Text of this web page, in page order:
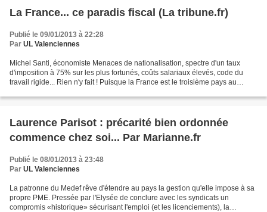
La France... ce paradis fiscal (La tribune.fr)
Publié le 09/01/2013 à 22:28
Par UL Valenciennes
Michel Santi, économiste Menaces de nationalisation, spectre d'un taux
d'imposition à 75% sur les plus fortunés, coûts salariaux élevés, code du
travail rigide... Rien n'y fait ! Puisque la France est le troisième pays au
Laurence Parisot : précarité bien ordonnée
commence chez soi... Par Marianne.fr
Publié le 08/01/2013 à 23:48
Par UL Valenciennes
La patronne du Medef rêve d'étendre au pays la gestion qu'elle impose à sa
propre PME. Pressée par l'Elysée de conclure avec les syndicats un
compromis «historique» sécurisant l'emploi (et les licenciements), la